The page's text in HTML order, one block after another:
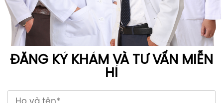
ĐĂNG KÝ KHÁM VÀ TƯ VẤN MIỄN
HÍ